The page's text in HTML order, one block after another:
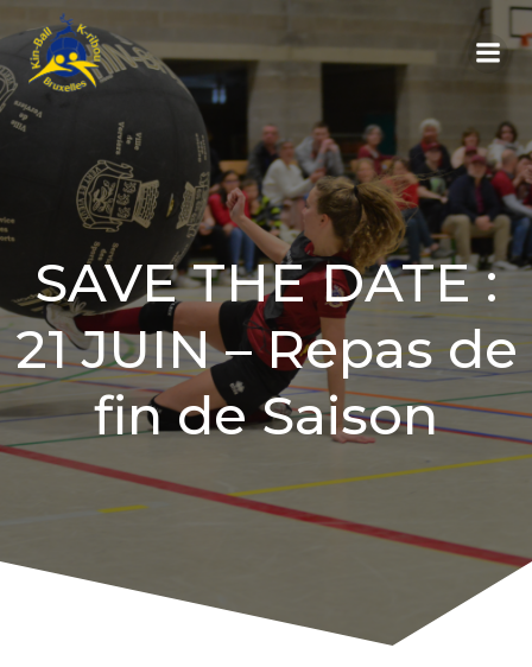
au
contenu
SAVE THE DATE :
21 JUIN – Repas de
fin de Saison